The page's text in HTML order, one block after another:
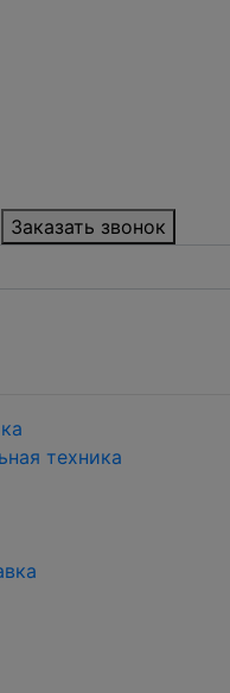
Заказать звонок
техника